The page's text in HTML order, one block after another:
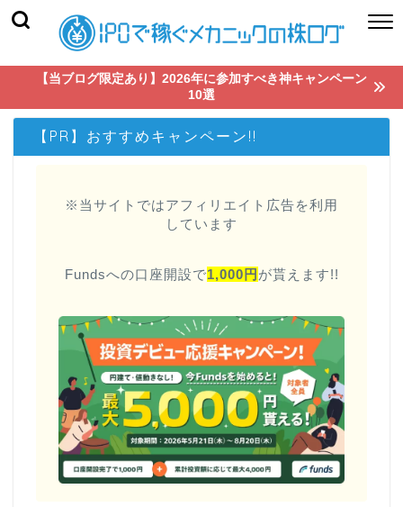
【当ブログ限定あり】2026年に参加すべき神キャンペーン
10選
【PR】おすすめキャンペーン!!
※当サイトではアフィリエイト広告を利用
しています
Fundsへの口座開設で1,000円 が貰えます!!